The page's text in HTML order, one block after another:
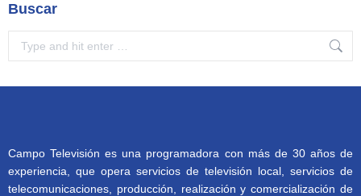
Buscar
Campo Televisión es una programadora con más de 30 años de
experiencia, que opera servicios de televisión local, servicios de
telecomunicaciones, producción, realización y comercialización de